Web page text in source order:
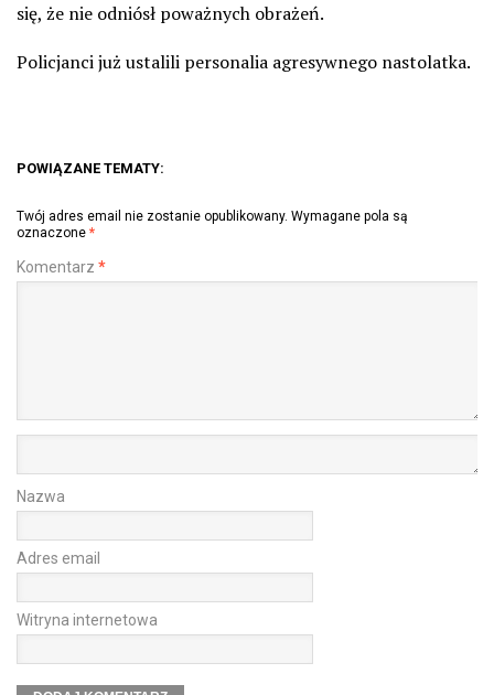
się, że nie odniósł poważnych obrażeń.
Policjanci już ustalili personalia agresywnego nastolatka.
POWIĄZANE TEMATY:
Twój adres email nie zostanie opublikowany. Wymagane pola są
oznaczone *
Komentarz *
Nazwa
Adres email
Witryna internetowa